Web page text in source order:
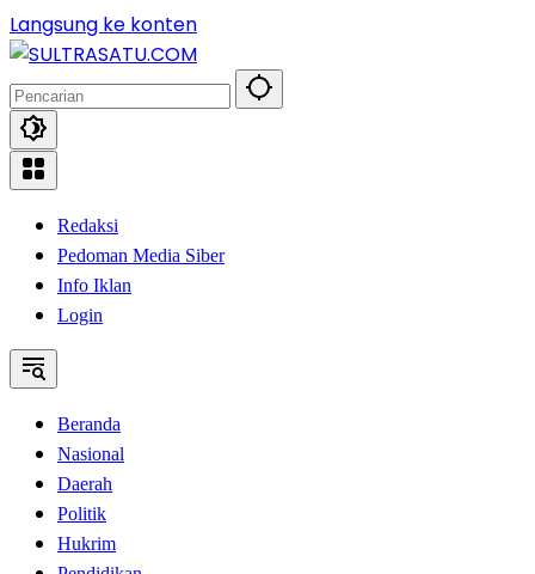
Langsung ke konten
Redaksi
Pedoman Media Siber
Info Iklan
Login
Beranda
Nasional
Daerah
Politik
Hukrim